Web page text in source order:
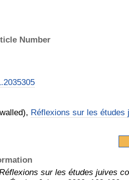
Number
Réflexions sur les études
sur les études juives